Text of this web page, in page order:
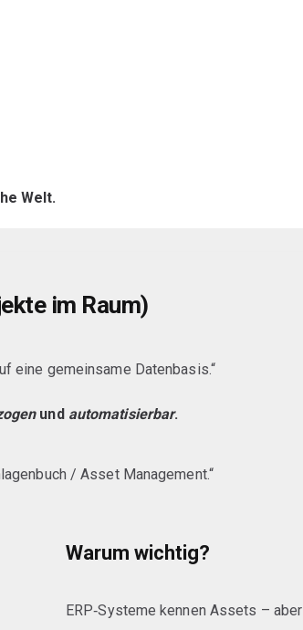
Welt.
im Raum)
eine gemeinsame Datenbasis.“
und automatisierbar.
/ Asset Management.“
Warum wichtig?
ERP‑Systeme kennen Assets – aber